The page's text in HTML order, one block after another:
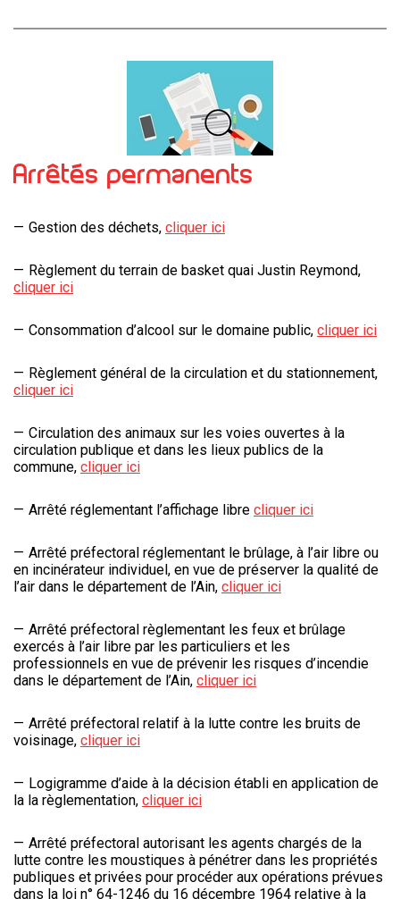
Arrêtés permanents
Gestion des déchets, cliquer ici
Règlement du terrain de basket quai Justin Reymond,
cliquer ici
Consommation d’alcool sur le domaine public, cliquer ici
Règlement général de la circulation et du stationnement,
cliquer ici
Circulation des animaux sur les voies ouvertes à la
circulation publique et dans les lieux publics de la
commune, cliquer ici
Arrêté réglementant l’affichage libre cliquer ici
Arrêté préfectoral réglementant le brûlage, à l’air libre ou
en incinérateur individuel, en vue de préserver la qualité de
l’air dans le département de l’Ain, cliquer ici
Arrêté préfectoral règlementant les feux et brûlage
exercés à l’air libre par les particuliers et les
professionnels en vue de prévenir les risques d’incendie
dans le département de l’Ain, cliquer ici
Arrêté préfectoral relatif à la lutte contre les bruits de
voisinage, cliquer ici
Logigramme d’aide à la décision établi en application de
la la règlementation, cliquer ici
Arrêté préfectoral autorisant les agents chargés de la
lutte contre les moustiques à pénétrer dans les propriétés
publiques et privées pour procéder aux opérations prévues
dans la loi n° 64-1246 du 16 décembre 1964 relative à la